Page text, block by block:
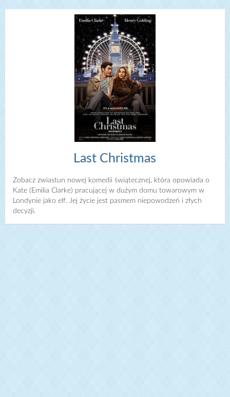
Last Christmas
Zobacz zwiastun nowej komedii świątecznej, która opowiada o
Kate (Emilia Clarke) pracującej w dużym domu towarowym w
Londynie jako elf. Jej życie jest pasmem niepowodzeń i złych
decyzji.